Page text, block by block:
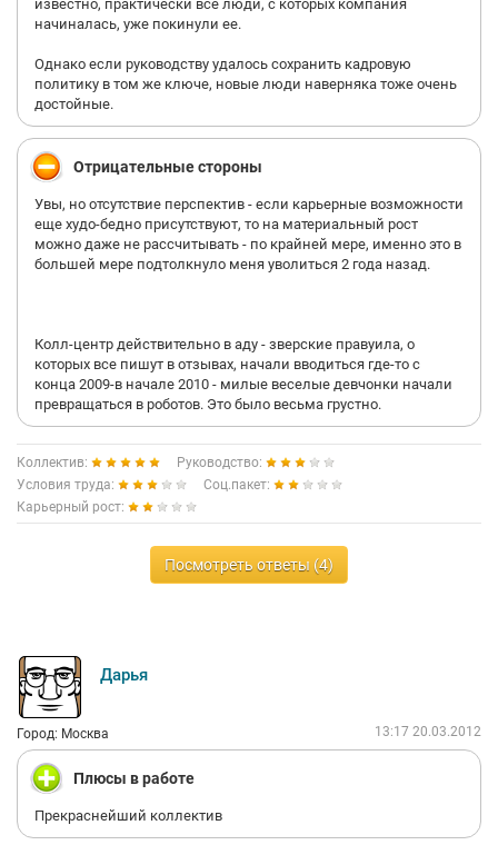
известно, практически все люди, с которых компания
начиналась, уже покинули ее.
Однако если руководству удалось сохранить кадровую
политику в том же ключе, новые люди наверняка тоже очень
достойные.
Отрицательные стороны
Увы, но отсутствие перспектив - если карьерные возможности
еще худо-бедно присутствуют, то на материальный рост
можно даже не рассчитывать - по крайней мере, именно это в
большей мере подтолкнуло меня уволиться 2 года назад.
Колл-центр действительно в аду - зверские правуила, о
которых все пишут в отзывах, начали вводиться где-то с
конца 2009-в начале 2010 - милые веселые девчонки начали
превращаться в роботов. Это было весьма грустно.
Коллектив:
Руководство:
Условия труда:
Соц.пакет:
Карьерный рост:
Посмотреть ответы (4)
Дарья
Город: Москва 13:17 20.03.2012
Плюсы в работе
Прекраснейший коллектив